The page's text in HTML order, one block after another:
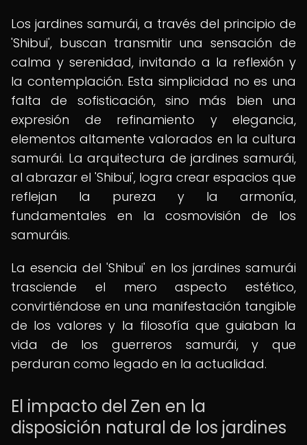
Los jardines samurái, a través del principio de
'Shibui', buscan transmitir una sensación de
calma y serenidad, invitando a la reflexión y
la contemplación. Esta simplicidad no es una
falta de sofisticación, sino más bien una
expresión de refinamiento y elegancia,
elementos altamente valorados en la cultura
samurái. La arquitectura de jardines samurái,
al abrazar el 'Shibui', logra crear espacios que
reflejan la pureza y la armonía,
fundamentales en la cosmovisión de los
samuráis.
La esencia del 'Shibui' en los jardines samurái
trasciende el mero aspecto estético,
convirtiéndose en una manifestación tangible
de los valores y la filosofía que guiaban la
vida de los guerreros samurái, y que
perduran como legado en la actualidad.
El impacto del Zen en la
disposición natural de los jardines